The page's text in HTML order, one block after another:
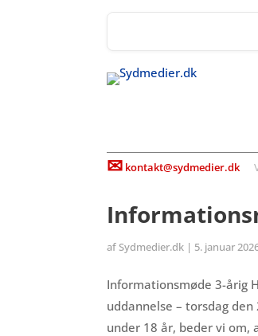
✉ kontakt@sydmedier.dk
af Sydmedier.dk | 5. januar
Informationsmøde 3-årig
uddannelse – torsdag
under 18 år, beder vi